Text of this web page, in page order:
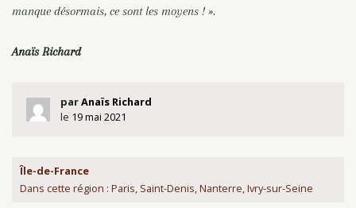
manque désormais, ce sont les moyens ! ».
Anaïs Richard
parAnaïs Richard
le 19 mai 2021
Île-de-France
Dans cette région : Paris, Saint-Denis, Nanterre, Ivry-sur-Seine